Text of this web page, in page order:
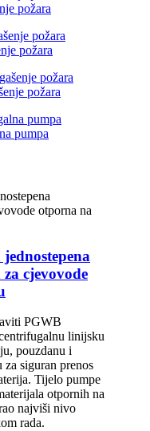
požara
požara
požara
pumpa
cjevovode
PGWB
linijsku
pouzdanu i
siguran prenos
Tijelo pumpe
otpornih na
najviši nivo
rada.